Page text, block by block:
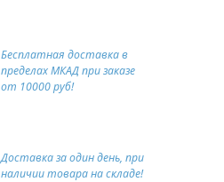
Бесплатная доставка в
пределах МКАД при заказе
от 10000 руб!
Доставка за один день, при
наличии товара на складе!